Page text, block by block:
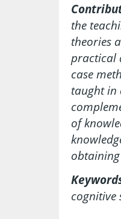
the
theories
practical
case
taught in
of
cognitive